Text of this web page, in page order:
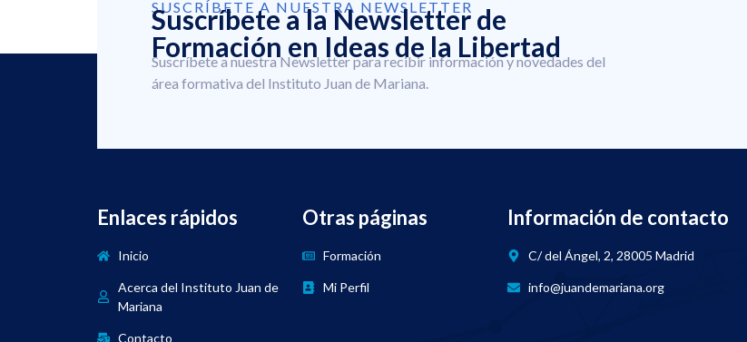
SUSCRÍBETE A NUESTRA NEWSLETTER
Suscríbete a la Newsletter de
Formación en Ideas de la Libertad
Suscríbete a nuestra Newsletter para recibir información y novedades del
área formativa del Instituto Juan de Mariana.
Enlaces rápidos
Inicio
Acerca del Instituto Juan de
Mariana
Contacto
Otras páginas
Formación
Mi Perfil
Información de contacto
C/ del Ángel, 2, 28005 Madrid
info@juandemariana.org